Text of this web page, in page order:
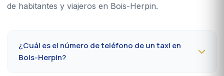
de habitantes y viajeros en Bois-Herpin.
¿Cuál es el número de teléfono de un taxi en
Bois-Herpin?